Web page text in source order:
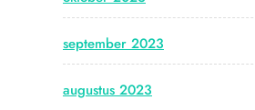
september 2023
augustus 2023